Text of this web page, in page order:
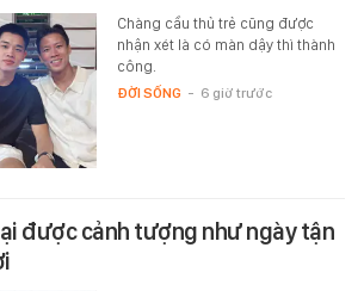
Chàng cầu thủ trẻ cũng được
nhận xét là có màn dậy thì thành
công.
ĐỜI SỐNG - 6 giờ trước
được cảnh tượng như ngày tận